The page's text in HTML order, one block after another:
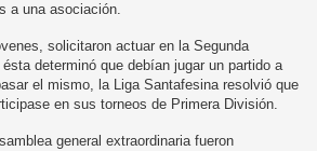
a una asociación.
solicitaron actuar en la Segunda
determinó que debían jugar un partido a
el mismo, la Liga Santafesina resolvió que
en sus torneos de Primera División.
general extraordinaria fueron